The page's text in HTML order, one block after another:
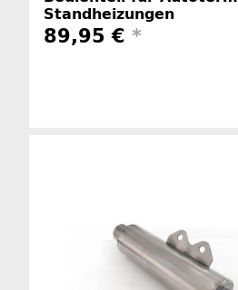
Standheizungen
89,95 € *